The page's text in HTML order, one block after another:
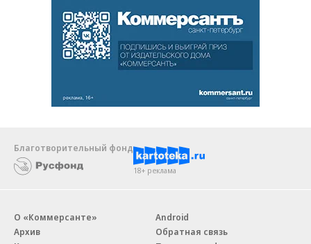
Благотворительный фонд
18+ реклама
О «Коммерсанте»
Архив
Android
Обратная связь